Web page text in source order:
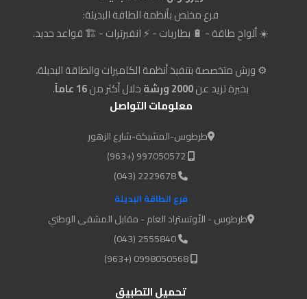
فرع مختص بأنظمة الطاقة البديلة:
☀️ ألواح طاقة - 🔋 بطاريات - ⚡ انفيرترات - 🏗️ قواعد حديد.
⚙️ ورش متخصصة بتنفيذ أنظمة الكاميرات والطاقة البديلة،
بخبرة تزيد عن2000 ورشة خلال أكثر من16 عاماً
.
معلومات التواصل
طرطوس-المشبكة-شارع الزهور
2229678 (043)
فرع الطاقة البديلة
طرطوس - الأوتستراد العام - مقابل المشفى الوطني
2555840 (043)
تحميل التطبيق